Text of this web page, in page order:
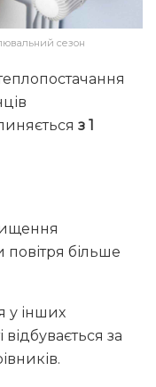
сезон
з 1
більше
у інших
відбувається за